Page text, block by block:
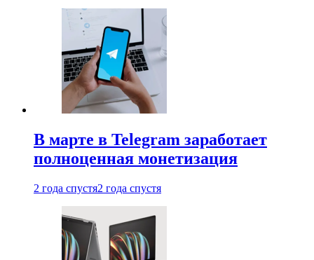
В марте в Telegram заработает
полноценная монетизация
2 года спустя2 года спустя